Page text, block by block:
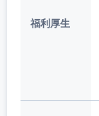
福利厚生